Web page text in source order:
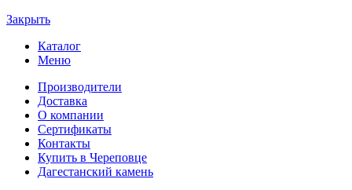
Закрыть
Каталог
Меню
Производители
Доставка
О компании
Сертификаты
Контакты
Купить в Череповце
Дагестанский камень